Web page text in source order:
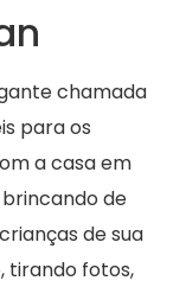
chamada
para os
a casa em
de
de sua
tirando fotos,